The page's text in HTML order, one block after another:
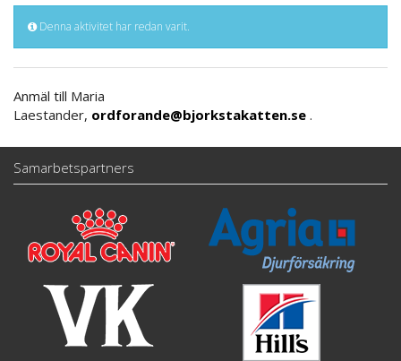
Denna aktivitet har redan varit.
Anmäl till Maria
Laestander, ordforande@bjorkstakatten.se .
Samarbetspartners